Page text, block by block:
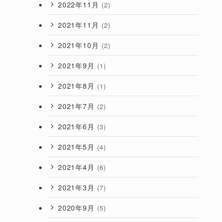
2022年11月 (2)
2021年11月 (2)
2021年10月 (2)
2021年9月 (1)
2021年8月 (1)
2021年7月 (2)
2021年6月 (3)
2021年5月 (4)
2021年4月 (6)
2021年3月 (7)
2020年9月 (5)